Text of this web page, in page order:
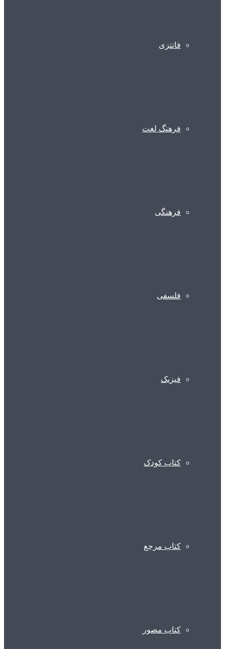
فانتزی
فرهنگ لغت
فرهنگی
فلسفی
فیزیک
کتاب کودک
کتاب مرجع
کتاب مصور